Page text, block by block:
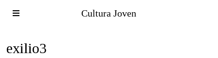
Cultura Joven
exilio3